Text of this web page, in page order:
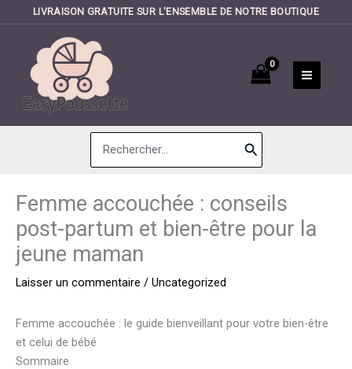
LIVRAISON GRATUITE SUR L'ENSEMBLE DE NOTRE BOUTIQUE
contenu
Search
for:
Femme accouchée : conseils
post-partum et bien-être pour la
jeune maman
Laisser un commentaire / Uncategorized
Femme accouchée : le guide bienveillant pour votre bien-être
et celui de bébé
Sommaire